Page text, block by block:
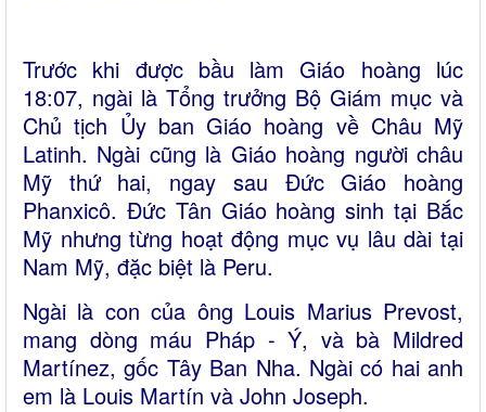
Trước khi được bầu làm Giáo hoàng lúc
18:07, ngài là Tổng trưởng Bộ Giám mục và
Chủ tịch Ủy ban Giáo hoàng về Châu Mỹ
Latinh. Ngài cũng là Giáo hoàng người châu
Mỹ thứ hai, ngay sau Đức Giáo hoàng
Phanxicô. Đức Tân Giáo hoàng sinh tại Bắc
Mỹ nhưng từng hoạt động mục vụ lâu dài tại
Nam Mỹ, đặc biệt là Peru.
Ngài là con của ông Louis Marius Prevost,
mang dòng máu Pháp - Ý, và bà Mildred
Martínez, gốc Tây Ban Nha. Ngài có hai anh
em là Louis Martín và John Joseph.